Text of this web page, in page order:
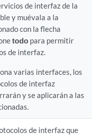
de interfaz de la
y muévala a la
con la flecha
todo para permitir
de interfaz.
varias interfaces, los
de interfaz
y se aplicarán a las
de interfaz que